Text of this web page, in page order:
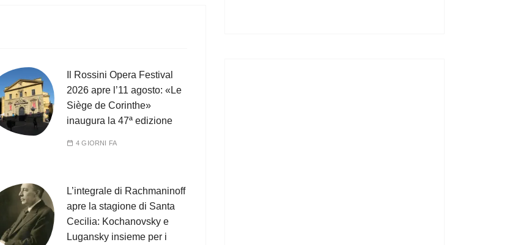
Il Rossini Opera Festival
2026 apre l’11 agosto: «Le
Siège de Corinthe»
inaugura la 47ª edizione
4 GIORNI FA
L’integrale di Rachmaninoff
apre la stagione di Santa
Cecilia: Kochanovsky e
Lugansky insieme per i